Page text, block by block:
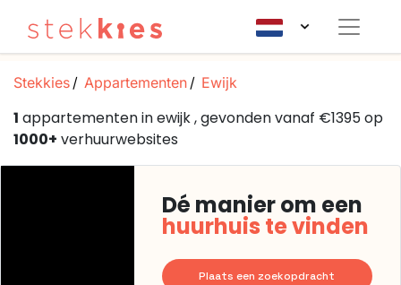
Stekkies Appartementen Ewijk
1 appartementen in ewijk , gevonden vanaf €1395 op
1000+ verhuurwebsites
Dé manier om een
huurhuis te vinden
Plaats een zoekopdracht